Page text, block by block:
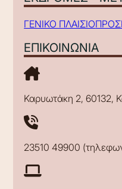
ΓΕΝΙΚΟ ΠΛΑΙΣΙΟ
ΕΠΙΚΟΙΝΩΝΙΑ
Καρυωτάκη 2, 60132,
23510 49900